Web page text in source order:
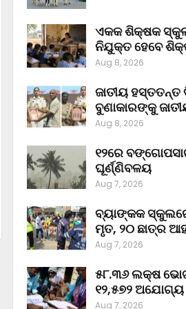
ଏକକ ଶିକ୍ଷକ
ନିଯୁକ୍ତ ହେବେ
Aug 8, 2026
ଜାତୀୟ
ବୁଣାକାରଙ୍କୁ
Aug 8, 2026
୧୨ରେ
ଘୂର୍ଣ୍ଣିବଳୟ
Aug 7, 2026
ବ୍ୟାଙ୍କକ
ମୃତ, ୨୦ ଛାତ୍ର
Aug 7, 2026
୫୮.୩୬ ଲକ୍ଷ
୧୨,୫୭୨
Aug 7, 2026